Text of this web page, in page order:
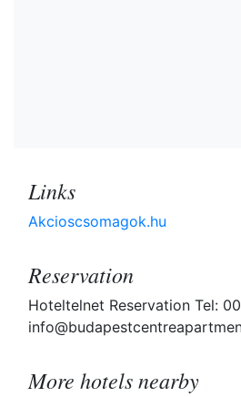
Links
Akcioscsomagok.hu
Reservation
Hoteltelnet Reservation Tel:
More hotels nearby